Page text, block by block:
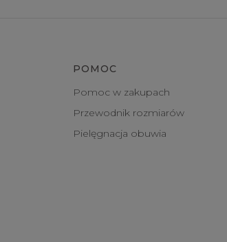
POMOC
Pomoc w zakupach
Przewodnik rozmiarów
Pielęgnacja obuwia